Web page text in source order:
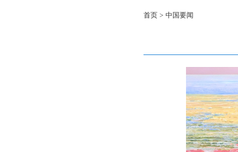
首页 > 中国要闻